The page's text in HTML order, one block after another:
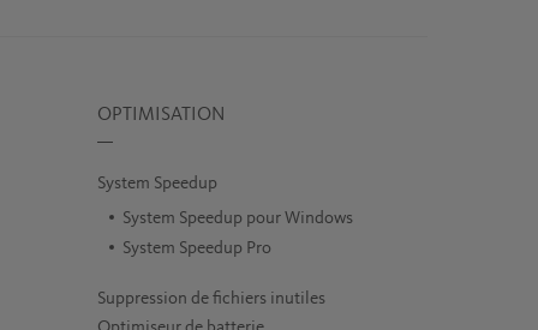
OPTIMISATION
System Speedup
System Speedup pour Windows
System Speedup Pro
Suppression de fichiers inutiles